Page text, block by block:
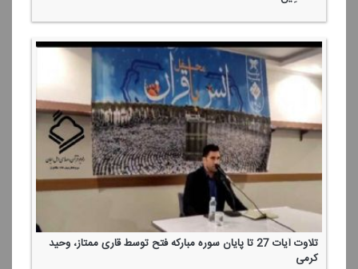
تلاوت آیات 27 تا پایان سوره مباركه فتح توسط قاری ممتاز، وحید
كرمی